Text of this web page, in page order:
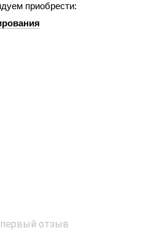
приобрести:
отзыв